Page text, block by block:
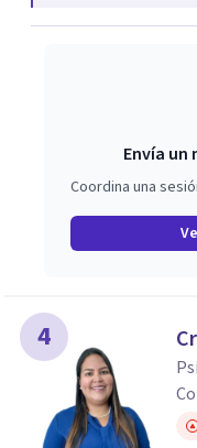
Envía
Coordina una
4